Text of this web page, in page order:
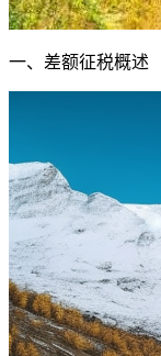
一、差额征税概述